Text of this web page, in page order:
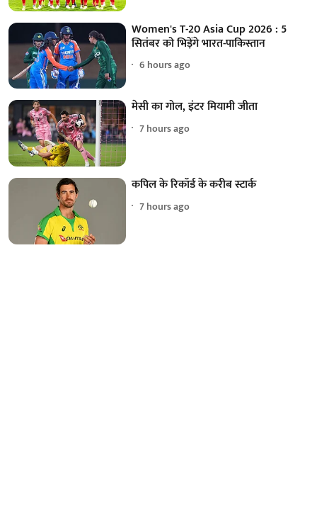
Women's T-20 Asia Cup 2026 : 5
सितंबर को भिड़ेंगे भारत-पाकिस्तान
6 hours ago
मेसी का गोल, इंटर मियामी जीता
7 hours ago
कपिल के रिकॉर्ड के करीब स्टार्क
7 hours ago